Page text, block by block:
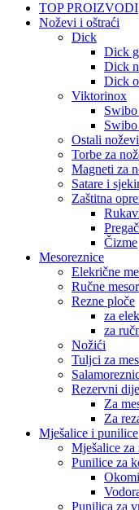
TOP PROIZVODI
Noževi i oštraći
Dick
Dick
Dick
Dick
Viktorinox
Swibo
Ostali
Torbe za
Magneti za
Satare i
Zaštitna
Čizme
Mesoreznice
Elekrične
Ručne
Rezne ploče
za
za
Nožići
Tuljci za
Rezervni
Za
Za
Mješalice i punilice
Mješalice za
Punilice za
Punilica za